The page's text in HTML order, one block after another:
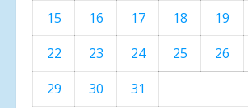
15 16 17 18 19
22
23 24 25 26
29
30 31